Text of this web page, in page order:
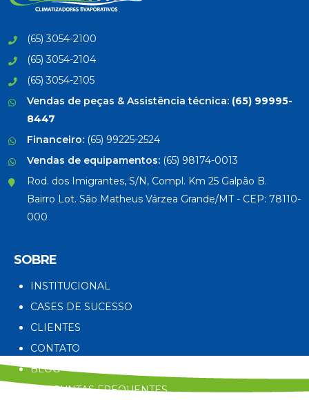
(65) 3054-2100
(65) 3054-2104
(65) 3054-2105
Vendas de peças & Assistência técnica: (65) 99995-
8447
Financeiro: (65) 99225-2524
Vendas de equipamentos: (65) 98174-0013
Rod. dos Imigrantes, S/N, Compl. Km 25 Galpão B.
Bairro Lot. São Matheus Várzea Grande/MT - CEP: 78110-
000
SOBRE
INSTITUCIONAL
CASES DE SUCESSO
CLIENTES
CONTATO
BLOG
PERGUNTAS FREQUENTES